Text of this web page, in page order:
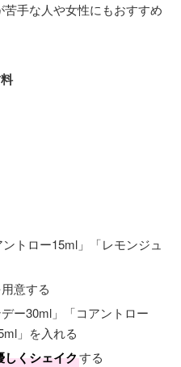
手な人や女性にもおすすめ
トロー15ml」「レモンジュ
意する
ー30ml」「コアントロー
」を入れる
しくシェイクする